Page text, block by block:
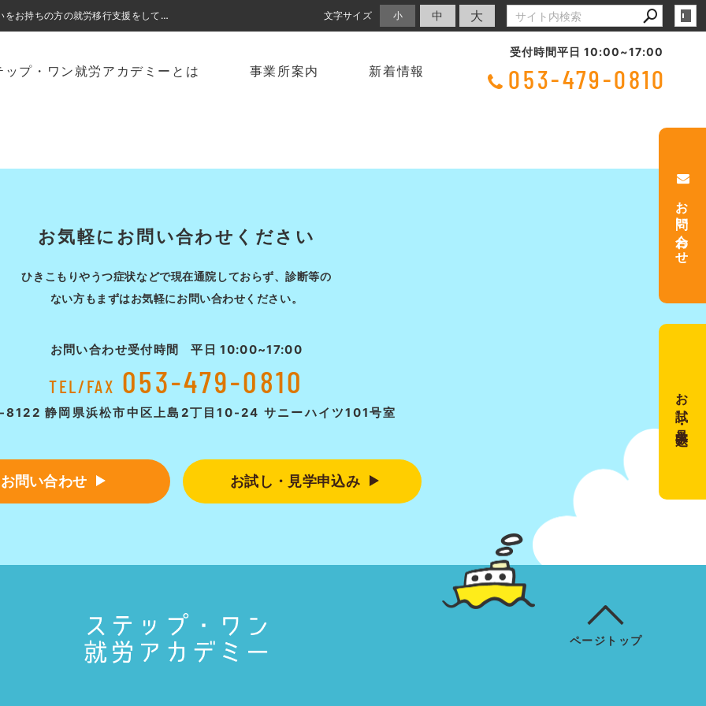
「働きたい」の一歩目を後押しします。ステップ・ワン就労アカデミーは障がいをお持ちの方の就労移行支援をしております。 文字サイズ 小 中 大
ップ・ワン就労アカデミーとは 事業所案内 新着情報
受付時間平日 10:00~17:00
053-479-0810
お気軽に お問い合わせください
ひきこもりやうつ症状などで現在通院しておらず、診断等の
ない方も まずはお気軽にお問い合わせください。
お問い合わせ受付時間 平日 10:00~17:00
TEL/FAX 053-479-0810
静岡県浜松市中区 上島2丁目10-24 サニーハイツ101号室
お問い合わせ お試し・見学申込み
お問い合わせ
お試し・見学申込み
ページトップ